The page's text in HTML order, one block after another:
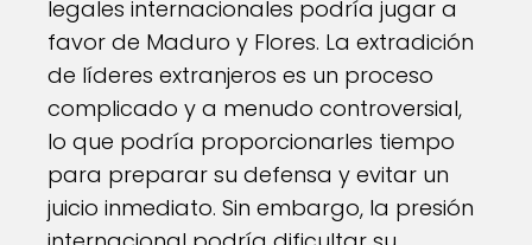
legales internacionales podría jugar a
favor de Maduro y Flores. La extradición
de líderes extranjeros es un proceso
complicado y a menudo controversial,
lo que podría proporcionarles tiempo
para preparar su defensa y evitar un
juicio inmediato. Sin embargo, la presión